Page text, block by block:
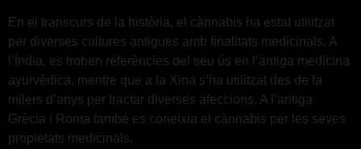
En el transcurs de la història, el cànnabis ha estat utilitzat
per diverses cultures antigues amb finalitats medicinals. A
l’Índia, es troben referències del seu ús en l’antiga medicina
ayurvèdica, mentre que a la Xina s’ha utilitzat des de fa
milers d’anys per tractar diverses afeccions. A l’antiga
Grècia i Roma també es coneixia el cànnabis per les seves
propietats medicinals.